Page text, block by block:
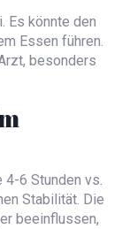
Es könnte den
Essen führen.
besonders
4-6 Stunden vs.
Stabilität. Die
beeinflussen,